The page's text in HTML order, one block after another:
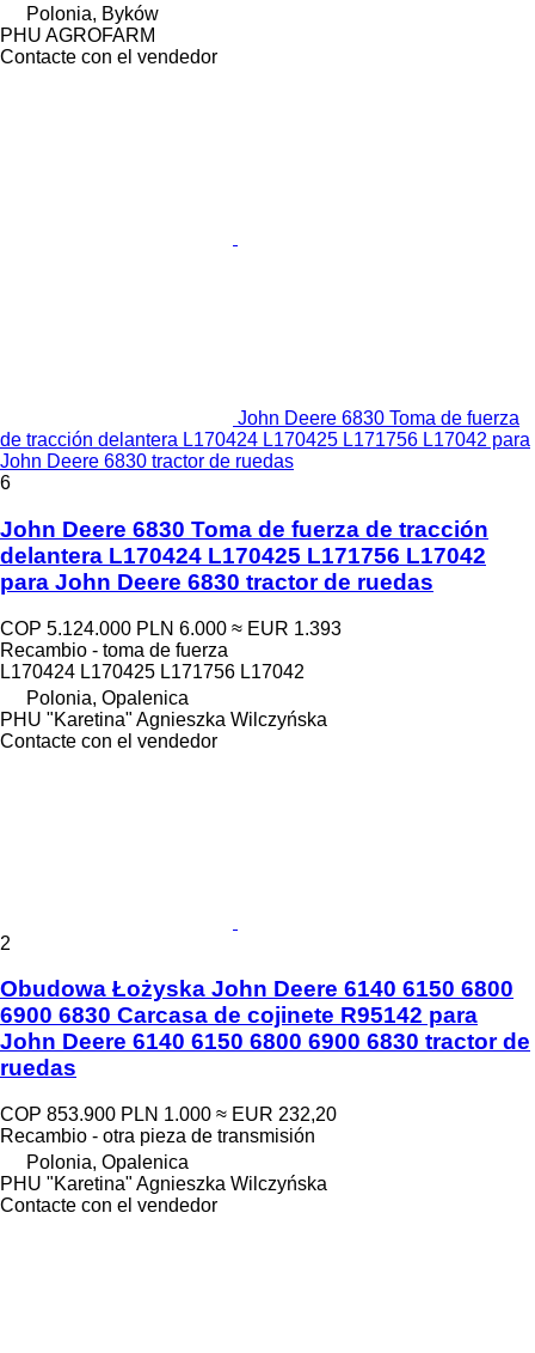
Polonia, Byków
PHU AGROFARM
Contacte con el vendedor
John Deere 6830 Toma de fuerza
de tracción delantera L170424 L170425 L171756 L17042 para
John Deere 6830 tractor de ruedas
6
John Deere 6830 Toma de fuerza de tracción
delantera L170424 L170425 L171756 L17042
para John Deere 6830 tractor de ruedas
COP 5.124.000 PLN 6.000 ≈ EUR 1.393
Recambio - toma de fuerza
L170424 L170425 L171756 L17042
Polonia, Opalenica
PHU "Karetina" Agnieszka Wilczyńska
Contacte con el vendedor
2
Obudowa Łożyska John Deere 6140 6150 6800
6900 6830 Carcasa de cojinete R95142 para
John Deere 6140 6150 6800 6900 6830 tractor de
ruedas
COP 853.900 PLN 1.000 ≈ EUR 232,20
Recambio - otra pieza de transmisión
Polonia, Opalenica
PHU "Karetina" Agnieszka Wilczyńska
Contacte con el vendedor